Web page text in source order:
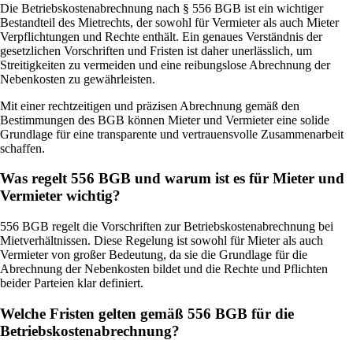
Die Betriebskostenabrechnung nach § 556 BGB ist ein wichtiger
Bestandteil des Mietrechts, der sowohl für Vermieter als auch Mieter
Verpflichtungen und Rechte enthält. Ein genaues Verständnis der
gesetzlichen Vorschriften und Fristen ist daher unerlässlich, um
Streitigkeiten zu vermeiden und eine reibungslose Abrechnung der
Nebenkosten zu gewährleisten.
Mit einer rechtzeitigen und präzisen Abrechnung gemäß den
Bestimmungen des BGB können Mieter und Vermieter eine solide
Grundlage für eine transparente und vertrauensvolle Zusammenarbeit
schaffen.
Was regelt 556 BGB und warum ist es für Mieter und
Vermieter wichtig?
556 BGB regelt die Vorschriften zur Betriebskostenabrechnung bei
Mietverhältnissen. Diese Regelung ist sowohl für Mieter als auch
Vermieter von großer Bedeutung, da sie die Grundlage für die
Abrechnung der Nebenkosten bildet und die Rechte und Pflichten
beider Parteien klar definiert.
Welche Fristen gelten gemäß 556 BGB für die
Betriebskostenabrechnung?